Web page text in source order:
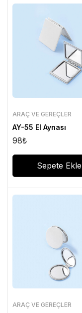
ARAÇ VE GEREÇLER
AY-55 El Aynası
98₺
Sepete Ekle
ARAÇ VE GEREÇLER